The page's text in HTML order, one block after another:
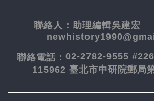
聯絡人： 助理編輯吳建宏
聯絡電話： 02-2782-9555
115962 臺北市中研院郵局